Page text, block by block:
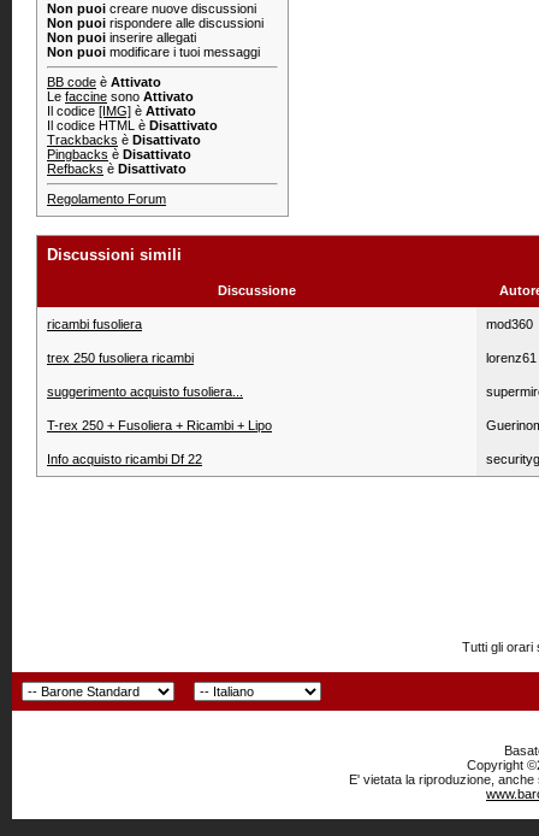
Non puoi creare nuove discussioni
Non puoi rispondere alle discussioni
Non puoi inserire allegati
Non puoi modificare i tuoi messaggi
BB code è Attivato
Le faccine sono Attivato
Il codice [IMG] è Attivato
Il codice HTML è Disattivato
Trackbacks è Disattivato
Pingbacks è Disattivato
Refbacks è Disattivato
Regolamento Forum
Discussioni simili
Discussione
ricambi fusoliera mod360
trex 250 fusoliera ricambi lorenz61
suggerimento acquisto fusoliera...
T-rex 250 + Fusoliera + Ricambi + Lipo
Info acquisto ricambi Df 22
Tutti gli orari
Copyright
E' vietata la riproduzione,